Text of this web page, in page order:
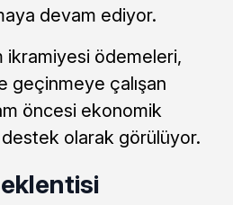
devam ediyor.
ikramiyesi ödemeleri,
geçinmeye çalışan
öncesi ekonomik
olarak görülüyor.